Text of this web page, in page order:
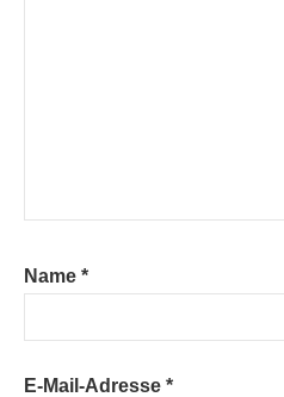
Name *
E-Mail-Adresse *